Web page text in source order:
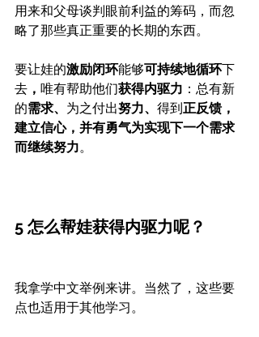
用来和父母谈判眼前利益的筹码，而忽
略了那些真正重要的长期的东西。
要让娃的激励闭环能够可持续地循环 下
去 ， 唯有帮助他们获得内驱力 ：总有新
的需求、 为之付出努力、 得到正反馈，
建立信心，并有勇气为实现下一个需求
而继续努力。
5 怎么帮娃获得内驱力呢？
我拿学中文举例来讲。当然了，这些要
点也适用于其他学习。